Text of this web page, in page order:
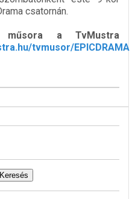
csatornán.
a TvMustra
tvmusor/EPICDRAMA
Keresés